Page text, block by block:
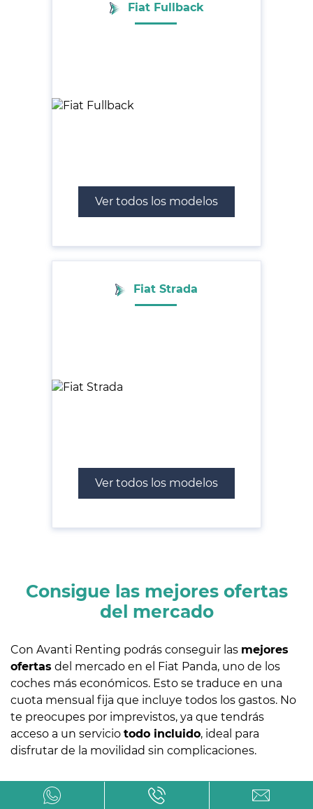
Fiat Fullback
Ver todos los modelos
Fiat Strada
Ver todos los modelos
Consigue las mejores ofertas
del mercado
Con Avanti Renting podrás conseguir las mejores
ofertas del mercado en el Fiat Panda, uno de los
coches más económicos. Esto se traduce en una
cuota mensual fija que incluye todos los gastos. No
te preocupes por imprevistos, ya que tendrás
acceso a un servicio todo incluido, ideal para
disfrutar de la movilidad sin complicaciones.
TODO